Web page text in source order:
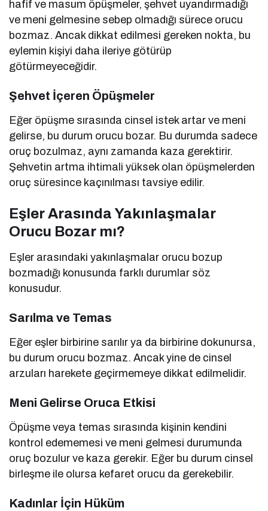
hafif ve masum öpüşmeler, şehvet uyandırmadığı
ve meni gelmesine sebep olmadığı sürece orucu
bozmaz. Ancak dikkat edilmesi gereken nokta, bu
eylemin kişiyi daha ileriye götürüp
götürmeyeceğidir.
Şehvet İçeren Öpüşmeler
Eğer öpüşme sırasında cinsel istek artar ve meni
gelirse, bu durum orucu bozar. Bu durumda sadece
oruç bozulmaz, aynı zamanda kaza gerektirir.
Şehvetin artma ihtimali yüksek olan öpüşmelerden
oruç süresince kaçınılması tavsiye edilir.
Eşler Arasında Yakınlaşmalar
Orucu Bozar mı?
Eşler arasındaki yakınlaşmalar orucu bozup
bozmadığı konusunda farklı durumlar söz
konusudur.
Sarılma ve Temas
Eğer eşler birbirine sarılır ya da birbirine dokunursa,
bu durum orucu bozmaz. Ancak yine de cinsel
arzuları harekete geçirmemeye dikkat edilmelidir.
Meni Gelirse Oruca Etkisi
Öpüşme veya temas sırasında kişinin kendini
kontrol edememesi ve meni gelmesi durumunda
oruç bozulur ve kaza gerekir. Eğer bu durum cinsel
birleşme ile olursa kefaret orucu da gerekebilir.
Kadınlar İçin Hüküm